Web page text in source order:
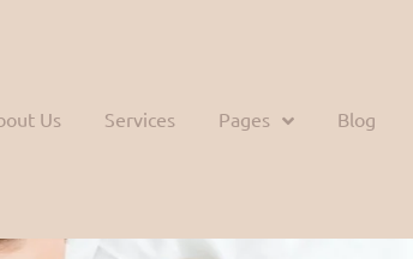
Us Services Pages Blog